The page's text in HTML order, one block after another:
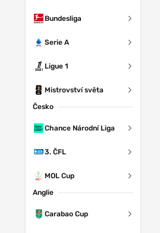
Bundesliga
Serie A
Ligue 1
Mistrovství světa
Česko
Chance Národní Liga
3. ČFL
MOL Cup
Anglie
Carabao Cup